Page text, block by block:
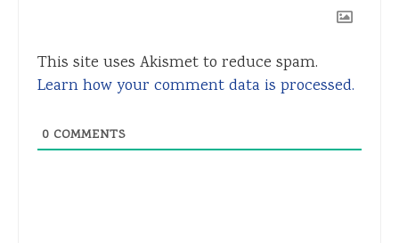
This site uses Akismet to reduce spam.
Learn how your comment data is processed.
0 COMMENTS